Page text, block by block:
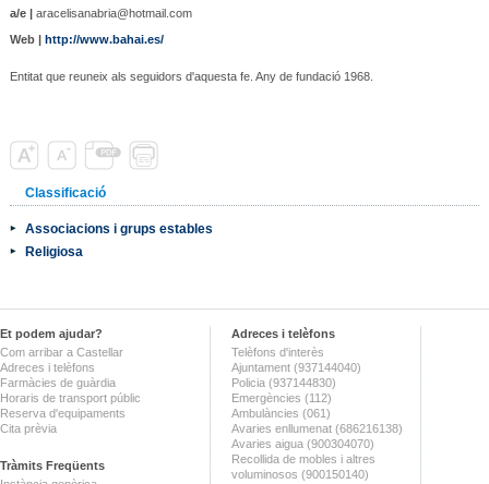
a/e |aracelisanabria@hotmail.com
Web | http://www.bahai.es/
Entitat que reuneix als seguidors d'aquesta fe. Any de fundació 1968.
Classificació
Associacions i grups estables
Religiosa
Et podem ajudar?
Com arribar a Castellar
Adreces i telèfons
Farmàcies de guàrdia
Horaris de transport públic
Reserva d'equipaments
Cita prèvia
Tràmits Freqüents
Adreces i telèfons
Telèfons d'interès
Ajuntament (937144040)
Policia (937144830)
Emergències (112)
Ambulàncies (061)
Avaries enllumenat (686216138)
Avaries aigua (900304070)
Recollida de mobles i altres
voluminosos (900150140)